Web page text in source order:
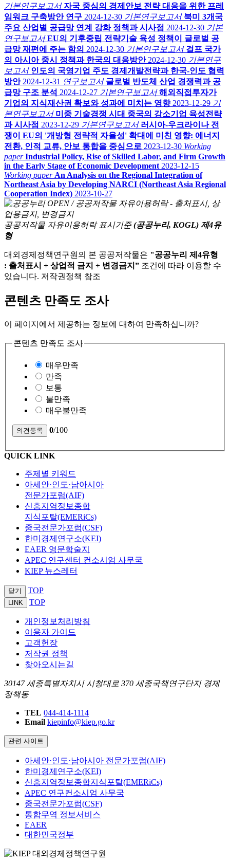
기본연구보고서 자국 중심의 경제안보 전략 대응을 위한 프레
임워크 구축방안 연구 2024-12-30 기본연구보고서 북미 3개국
주요 산업별 공급망 연계 강화 정책과 시사점 2024-12-30 기본
연구보고서 EU의 기후중립 전략기술 육성 정책이 글로벌 공
급망 재편에 주는 함의 2024-12-30 기본연구보고서 걸프 국가
의 아시아 중시 정책과 한국의 대응방안 2024-12-30 기본연구
보고서 인도의 국영기업 주도 경제개발전략과 한국-인도 협력
방안 2024-12-31 연구보고서 글로벌 반도체 산업 경쟁력과 공
급망 구조 분석 2024-12-27 기본연구보고서 해외직접투자가
기업의 지식재산권 확보와 성과에 미치는 영향 2023-12-29 기
본연구보고서 미중 기술경쟁 시대 중국의 강소기업 육성전략
과 시사점 2023-12-29 기본연구보고서 러시아-우크라이나 전
쟁이 EU의 '개방형 전략적 자율성' 확대에 미친 영향: 에너지
전환, 인적 교류, 안보 통합을 중심으로 2023-12-30 Working
paper Industrial Policy, Rise of Skilled Labor, and Firm Growth
in the Early Stage of Economic Development 2023-12-15
Working paper An Analysis on the Regional Integration of
Northeast Asia by Developing NARCI (Northeast Asia Regional
Cooperation Index) 2023-10-27
공공저작물 자유이용허락 표시기준 (공공누리, KOGL) 제4유
형
대외경제정책연구원의 본 공공저작물은 "공공누리 제4유형
: 출처표시 + 상업적 금지 + 변경금지” 조건에 따라 이용할 수
있습니다. 저작권정책 참조
콘텐츠 만족도 조사
이 페이지에서 제공하는 정보에 대하여 만족하십니까?
콘텐츠 만족도 조사
매우만족
만족
보통
불만족
매우불만족
0/100
QUICK LINK
주제별 키워드
아세안·인도·남아시아
전문가포럼(AIF)
신흥지역정보종합
지식포탈(EMERiCs)
중국전문가포럼(CSF)
한미경제연구소(KEI)
EAER 영문학술지
APEC 연구센터 컨소시엄 사무국
KIEP 뉴스레터
닫기 TOP
LINK TOP
개인정보처리방침
이용자 가이드
고객헌장
저작권 정책
찾아오시는길
30147 세종특별자치시 시청대로 370 세종국책연구단지 경제
정책동
TEL 044-414-1114
Email kiepinfo@kiep.go.kr
관련 사이트
아세안·인도·남아시아 전문가포럼(AIF)
한미경제연구소(KEI)
신흥지역정보종합지식포탈(EMERiCs)
APEC 연구컨소시엄 사무국
중국전문가포럼(CSF)
통합무역 정보서비스
EAER
대한민국정부